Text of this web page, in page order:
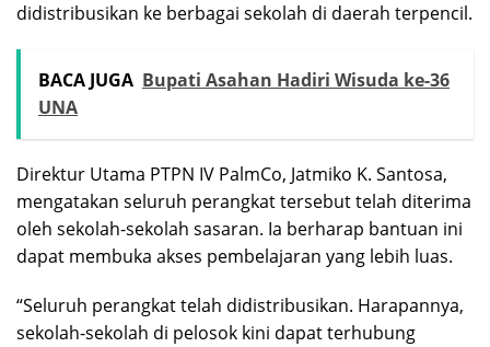
didistribusikan ke berbagai sekolah di daerah terpencil.
BACA JUGA Bupati Asahan Hadiri Wisuda ke-36
UNA
Direktur Utama PTPN IV PalmCo, Jatmiko K. Santosa,
mengatakan seluruh perangkat tersebut telah diterima
oleh sekolah-sekolah sasaran. Ia berharap bantuan ini
dapat membuka akses pembelajaran yang lebih luas.
“Seluruh perangkat telah didistribusikan. Harapannya,
sekolah-sekolah di pelosok kini dapat terhubung